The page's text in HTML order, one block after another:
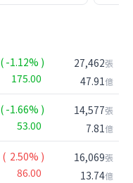
( -1.12% )
175.00
27,462張
47.91億
( -1.66% )
53.00
14,577張
7.81億
( 2.50% )
86.00
16,069張
13.74億